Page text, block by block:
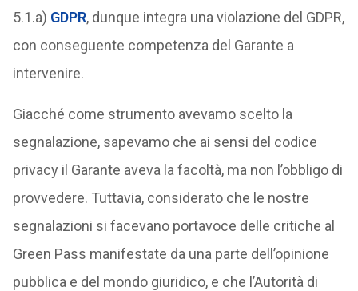
5.1.a) GDPR, dunque integra una violazione del GDPR,
con conseguente competenza del Garante a
intervenire.
Giacché come strumento avevamo scelto la
segnalazione, sapevamo che ai sensi del codice
privacy il Garante aveva la facoltà, ma non l’obbligo di
provvedere. Tuttavia, considerato che le nostre
segnalazioni si facevano portavoce delle critiche al
Green Pass manifestate da una parte dell’opinione
pubblica e del mondo giuridico, e che l’Autorità di